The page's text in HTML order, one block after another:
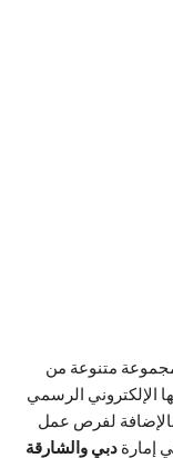
متنوعة من
الإلكتروني الرسمي
لفرص عمل
إمارة دبي والشارقة